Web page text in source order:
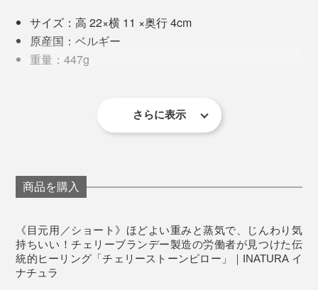
温浴”でほわ〜っと軽やかに。
仕事の合間やリラックスタイムに、手放せなくなる心地
よさです。
本品は、目元を温められて、気軽に持ち運びもできるコ
15分ほど温めると、首まわりがふわんと軽くなった気が
する。脚のつけ根、腰、お尻、目元、足首、手首……ど
こに当てても、「うわぁ、そこそこ！」とため息が出ま
編集スタッフに試してもらったところ、全員が私と同じ
濁点まじりの「あぁぁぁ……」というため息を吐きなが
サイズ：高 22×横 11 ×奥行 4cm
原産国：ベルギー
重量：447g
温めて使用する場合の目安時間：500Wの電子レンジ
《使用上のご注意》
します。
※洗剤を使用する場合はよくすすぎ、使用前までに完全に乾かしてくださ
い。
※乾燥は機械を使用せず、自然乾燥をおすすめします。
※チェリー種の独特な香りが気になる場合は、お湯洗いが有効です。
※アロマスプレーをご使用になる場合は、アロマの成分が加熱に向いていな
い、熱くなりすぎてしまう恐れがあるので、香り付けした手拭いなどをピ
さらに表示
商品を購入
《目元用／ショート》ほどよい重みと蒸気で、じんわり気
持ちいい！チェリーブランデー製造の労働者が見つけた伝
統的ヒーリング「チェリーストーンピロー」｜INATURA イ
ナチュラ